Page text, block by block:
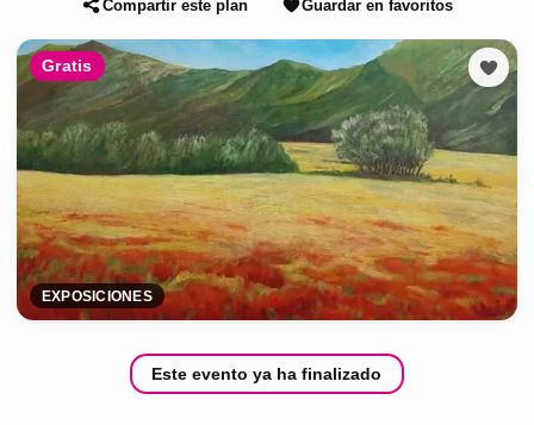
Compartir este plan Guardar en favoritos
Gratis
EXPOSICIONES
Este evento ya ha finalizado